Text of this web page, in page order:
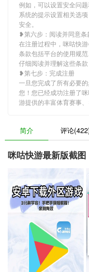
例如，可以设置安全问
系统的提示设置相关选
安全。
❥第六步：阅读并同意条
在注册过程中，咪咕快
条款包括平台的使用规
仔细阅读并理解这些条
❥第七步：完成注册
一旦您完成了所有必要
您！您已经成功注册了
游提供的丰富体育赛事
简介 评论
咪咕快游最新版截图